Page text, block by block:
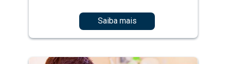
Saiba mais